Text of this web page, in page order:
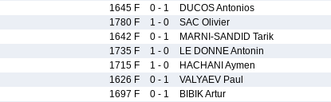
1645 F 0 - 1 DUCOS Antonios
1780 F 1 - 0 SAC Olivier
1642 F 0 - 1 MARNI-SANDID Tarik
1735 F 1 - 0 LE DONNE Antonin
1715 F 1 - 0 HACHANI Aymen
1626 F 0 - 1 VALYAEV Paul
1697 F 0 - 1 BIBIK Artur